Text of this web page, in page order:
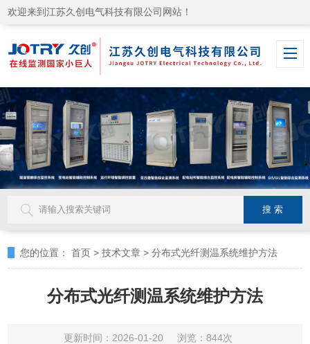
欢迎来到江苏久创电气科技有限公司网站！
您的位置： 首页 >技术文章 >分布式光纤测温系统维护方法
分布式光纤测温系统维护方法
更新时间：2026-01-20 浏览：844次